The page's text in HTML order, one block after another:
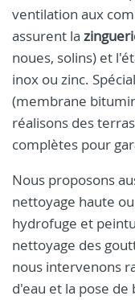
ventilation aux
assurent la
noues, solins) et
inox ou zinc.
(membrane
réalisons des
complètes pour
Nous proposons
nettoyage haute
hydrofuge et
nettoyage des
nous intervenons
d'eau et la pose